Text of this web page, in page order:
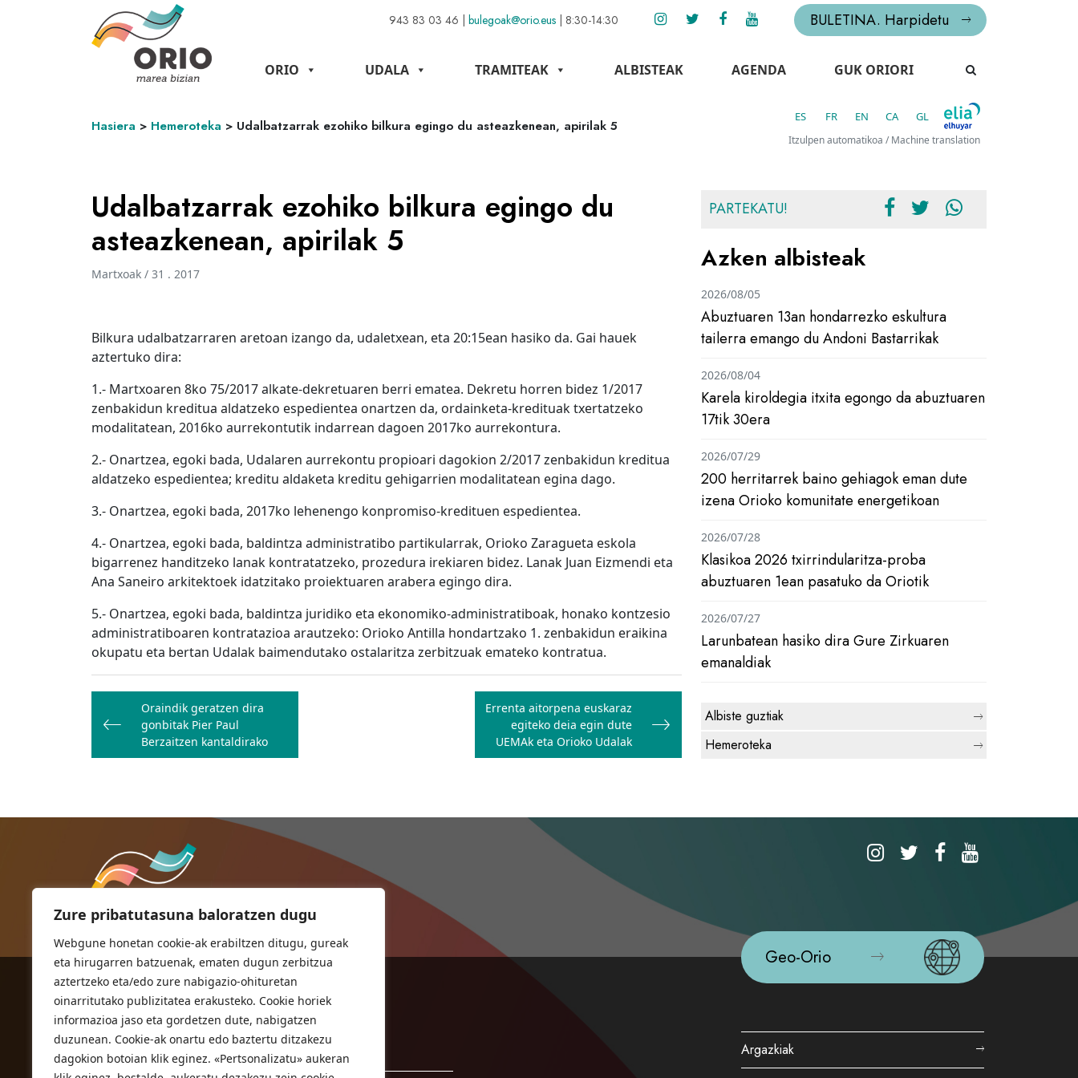
Zure pribatutasuna baloratzen dugu
Webgune honetan cookie-ak erabiltzen ditugu, gureak
eta hirugarren batzuenak, ematen dugun zerbitzua
aztertzeko eta/edo zure nabigazio-ohituretan
oinarritutako publizitatea erakusteko. Cookie horiek
informazioa jaso eta gordetzen dute, nabigatzen
duzunean. Cookie-ak onartu edo baztertu ditzakezu
dagokion botoian klik eginez. «Pertsonalizatu» aukeran
943 83 03 46 | bulegoak@orio.eus | 8:30-14:30 BULETINA. Harpidetu
ORIO UDALA TRAMITEAK ALBISTEAK AGENDA GUK ORIORI
Hasiera > Hemeroteka > Udalbatzarrak ezohiko bilkura egingo du asteazkenean, apirilak 5
ES FR EN CA GL
Itzulpen automatikoa / Machine translation
Udalbatzarrak ezohiko bilkura egingo du
asteazkenean, apirilak 5
Martxoak / 31 . 2017
Bilkura udalbatzarraren aretoan izango da, udaletxean, eta 20:15ean hasiko da. Gai hauek
aztertuko dira:
1.- Martxoaren 8ko 75/2017 alkate-dekretuaren berri ematea. Dekretu horren bidez 1/2017
zenbakidun kreditua aldatzeko espedientea onartzen da, ordainketa-kredituak txertatzeko
modalitatean, 2016ko aurrekontutik indarrean dagoen 2017ko aurrekontura.
2.- Onartzea, egoki bada, Udalaren aurrekontu propioari dagokion 2/2017 zenbakidun kreditua
aldatzeko espedientea; kreditu aldaketa kreditu gehigarrien modalitatean egina dago.
3.- Onartzea, egoki bada, 2017ko lehenengo konpromiso-kredituen espedientea.
4.- Onartzea, egoki bada, baldintza administratibo partikularrak, Orioko Zaragueta eskola
bigarrenez handitzeko lanak kontratatzeko, prozedura irekiaren bidez. Lanak Juan Eizmendi eta
Ana Saneiro arkitektoek idatzitako proiektuaren arabera egingo dira.
5.- Onartzea, egoki bada, baldintza juridiko eta ekonomiko-administratiboak, honako kontzesio
administratiboaren kontratazioa arautzeko: Orioko Antilla hondartzako 1. zenbakidun eraikina
okupatu eta bertan Udalak baimendutako ostalaritza zerbitzuak emateko kontratua.
Bidalketetan
zehar
nabigatu
Oraindik geratzen dira
gonbitak Pier Paul
Berzaitzen kantaldirako
Errenta aitorpena euskaraz
egiteko deia egin dute
UEMAk eta Orioko Udalak
PARTEKATU!
Azken albisteak
Abuztuaren 13an hondarrezko eskultura
tailerra emango du Andoni Bastarrikak
2026/08/05
Karela kiroldegia itxita egongo da abuztuaren
17tik 30era
2026/08/04
200 herritarrek baino gehiagok eman dute
izena Orioko komunitate energetikoan
2026/07/29
Klasikoa 2026 txirrindularitza-proba
abuztuaren 1ean pasatuko da Oriotik
2026/07/28
Larunbatean hasiko dira Gure Zirkuaren
emanaldiak
2026/07/27
Albiste guztiak
Hemeroteka
Geo-Orio
Argazkiak
ORIOKO UDALA
Herriko plaza,1
20810 Orio (Gipuzkoa)
T. 943 83 03 46